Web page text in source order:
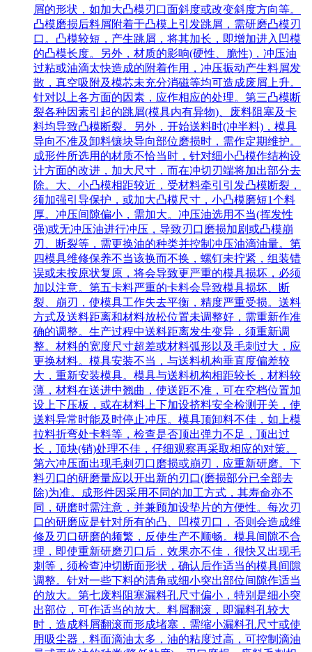
屑的形状，如加大凸模刃口面斜度或改变斜度方向等。
凸模磨损后料屑附着于凸模上引发跳屑，需研磨凸模刃
口。凸模较短，产生跳屑，将其加长，即增加进入凹模
的凸模长度。另外，材质的影响(硬性、脆性)，冲压油
过粘或油滴太快造成的附着作用，冲压振动产生料屑发
散，真空吸附及模芯未充分消磁等均可造成废屑上升。
针对以上各方面的因素，应作相应的处理。第三凸模断
裂各种因素引起的跳屑(模具内有异物)、废料阻塞及卡
料均导致凸模断裂。另外，开始送料时(冲半料)，模具
导向不准及卸料镶块导向部位磨损时，需作定期维护。
成形件所选用的材质不恰当时，针对细小凸模作结构设
计方面的改进，加大尺寸，而在冲切刃端将加出部分去
除。大、小凸模相距较近，受材料牵引引发凸模断裂，
须加强引导保护，或加大凸模尺寸，小凸模磨短1个料
厚。冲压间隙偏小，需加大。冲压油选用不当(挥发性
强)或无冲压油进行冲压，导致刃口磨损加剧或凸模崩
刃、断裂等，需更换油的种类并控制冲压油滴油量。第
四模具维修保养不当该换而不换，螺钉未拧紧，组装错
误或未按原状复原，将会导致更严重的模具损坏，必须
加以注意。第五卡料严重的卡料会导致模具损坏、断
裂、崩刃，使模具工作失去平衡，精度严重受损。送料
方式及送料距离和材料放松位置未调整好，需重新作准
确的调整。生产过程中送料距离发生变异，须重新调
整。材料的宽度尺寸超差或材料弧形以及毛刺过大，应
更换材料。模具安装不当，与送料机构垂直度偏差较
大，重新安装模具。模具与送料机构相距较长，材料较
薄，材料在送进中翘曲，使送距不准，可在空档位置加
设上下压板，或在材料上下加设挤料安全检测开关，使
送料异常时能及时停止冲压。模具顶卸料不佳，如上模
拉料折弯处卡料等，检查是否顶出弹力不足，顶出过
长，顶块(销)处理不佳，仔细观察再采取相应的对策。
第六冲压面出现毛刺刃口磨损或崩刃，应重新研磨。下
料刃口的研磨量应以开出新的刃口(磨损部分已全部去
除)为准。成形件因采用不同的加工方式，其寿命亦不
同，研磨时需注意，并兼顾加设垫片的方便性。每次刃
口的研磨应是针对所有的凸、凹模刃口，否则会造成维
修及刃口研磨的频繁，反使生产不顺畅。模具间隙不合
理，即使重新研磨刃口后，效果亦不佳，很快又出现毛
刺等，须检查冲切断面形状，确认后作适当的模具间隙
调整。针对一些下料的清角或细小突出部位间隙作适当
的放大。第七废料阻塞漏料孔尺寸偏小，特别是细小突
出部位，可作适当的放大。料屑翻滚，即漏料孔较大
时，造成料屑翻滚而形成堵塞，需缩小漏料孔尺寸或使
用吸尘器，料面滴油太多，油的粘度过高，可控制滴油